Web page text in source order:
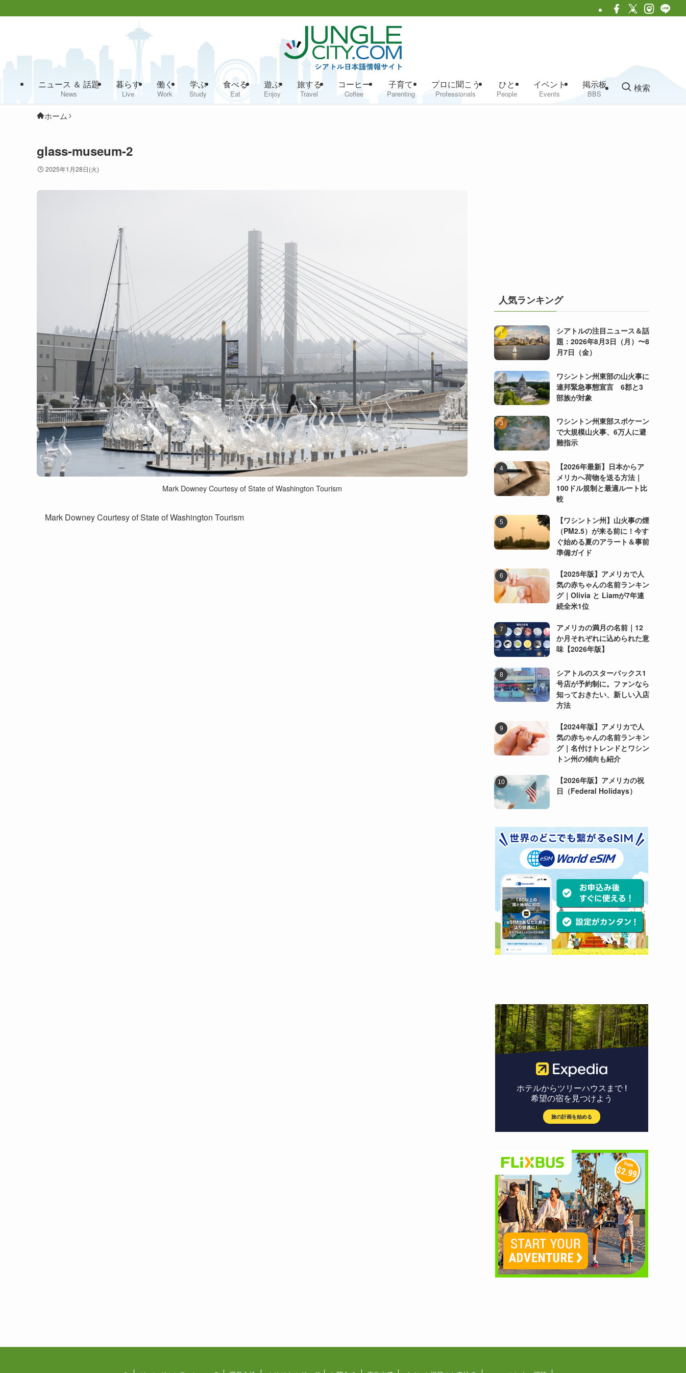
ニュース ＆ 話題
News
暮らす
Live
働く
Work
学ぶ
Study
食べる
Eat
遊ぶ
Enjoy
旅する
Travel
コーヒー
Coffee
子育て
Parenting
プロに聞こう
Professionals
ひと
People
イベント
Events
掲示板
BBS
検索
ホーム
glass-museum-2
2025年1月28日(火)
Mark Downey Courtesy of State of Washington Tourism
Mark Downey Courtesy of State of Washington Tourism
人気ランキング
シアトルの注目ニュース＆話
題：2026年8月3日（月）〜8
月7日（金）
ワシントン州東部の山火事に
連邦緊急事態宣言 6郡と3
部族が対象
ワシントン州東部スポケーン
で大規模山火事、6万人に避
難指示
【2026年最新】日本からア
メリカへ荷物を送る方法｜
100ドル規制と最適ルート比
較
【ワシントン州】山火事の煙
（PM2.5）が来る前に！今す
ぐ始める夏のアラート＆事前
準備ガイド
【2025年版】アメリカで人
気の赤ちゃんの名前ランキン
グ｜Olivia と Liamが7年連
続全米1位
アメリカの満月の名前｜12
か月それぞれに込められた意
味【2026年版】
シアトルのスターバックス1
号店が予約制に。ファンなら
知っておきたい、新しい入店
方法
【2024年版】アメリカで人
気の赤ちゃんの名前ランキン
グ｜名付けトレンドとワシン
トン州の傾向も紹介
【2026年版】アメリカの祝
日（Federal Holidays）